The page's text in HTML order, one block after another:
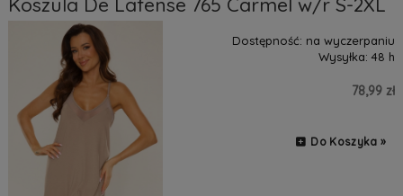
Koszula De Lafense 765 Carmel w/r S-2XL
Dostępność: na wyczerpaniu
Wysyłka: 48 h
78,99 zł
Do Koszyka »